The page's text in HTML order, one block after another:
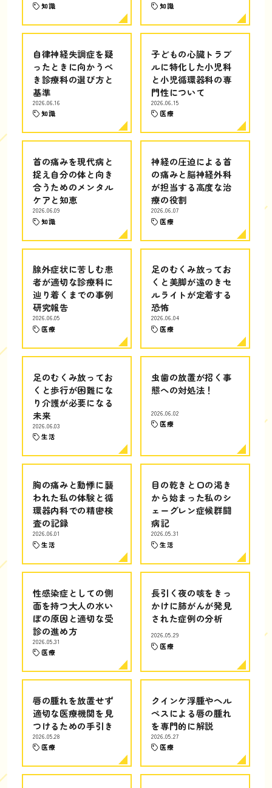
知識 知識
自律神経失調症を疑
ったときに向かうべ
き診療科の選び方と
基準
2026.06.16
知識
子どもの心臓トラブ
ルに特化した小児科
と小児循環器科の専
門性について
2026.06.15
医療
首の痛みを現代病と
捉え自分の体と向き
合うためのメンタル
ケアと知恵
2026.06.09
知識
神経の圧迫による首
の痛みと脳神経外科
が担当する高度な治
療の役割
2026.06.07
医療
腺外症状に苦しむ患
者が適切な診療科に
辿り着くまでの事例
研究報告
2026.06.05
医療
足のむくみ放ってお
くと美脚が遠のきセ
ルライトが定着する
恐怖
2026.06.04
医療
足のむくみ放ってお
くと歩行が困難にな
り介護が必要になる
未来
2026.06.03
生活
虫歯の放置が招く事
態への対処法！
2026.06.02
医療
胸の痛みと動悸に襲
われた私の体験と循
環器内科での精密検
査の記録
2026.06.01
生活
目の乾きと口の渇き
から始まった私のシ
ェーグレン症候群闘
病記
2026.05.31
生活
性感染症としての側
面を持つ大人の水い
ぼの原因と適切な受
診の進め方
2026.05.31
医療
長引く夜の咳をきっ
かけに肺がんが発見
された症例の分析
2026.05.29
医療
唇の腫れを放置せず
適切な医療機関を見
つけるための手引き
2026.05.28
医療
クインケ浮腫やヘル
ペスによる唇の腫れ
を専門的に解説
2026.05.27
医療